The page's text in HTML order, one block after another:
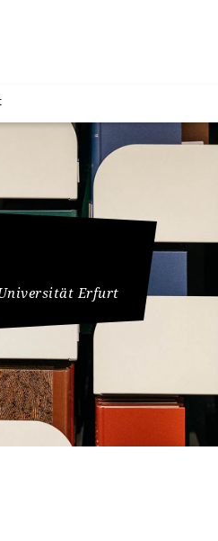
Erfurt